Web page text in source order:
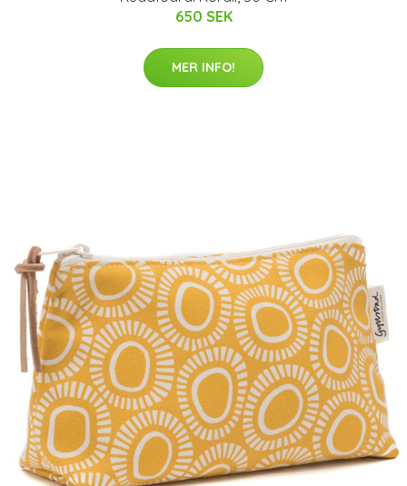
650 SEK
MER INFO!